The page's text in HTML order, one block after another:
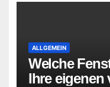
ALLGEMEIN
Welche
Ihre eigenen